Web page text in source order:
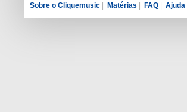
Sobre o Cliquemusic | Matérias | FAQ | Ajuda